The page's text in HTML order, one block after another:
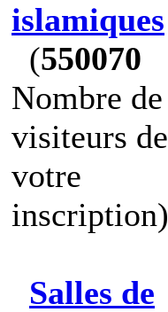
islamiques
(550070
Nombre de
visiteurs de
votre
inscription)
Salles de